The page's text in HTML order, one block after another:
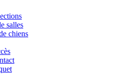
salles
chiens